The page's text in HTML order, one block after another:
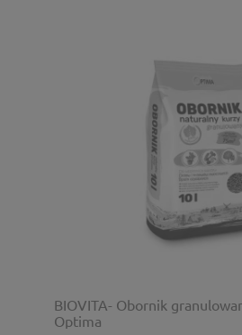
BIOVITA- Obornik
Optima